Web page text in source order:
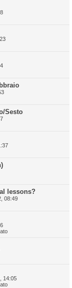
Sesto
lessons?
08:49
14:05